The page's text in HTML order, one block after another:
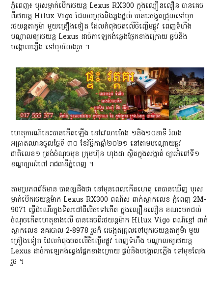
ភ្នំពេញ៖ បុរសម្នាក់បេីករថយន្ត Lexus RX300 ក្នុងល្បឿនលឿន បានគេច
ពីរថយន្ត Hilux Vigo ដែលបម្រុងនិងឆ្លងថ្នល់ បានរេចង្កូតជ្រុលទៅបុក
រថយន្តតាកូម៉ា មួយគ្រឿងទៀត ដែលកំពុងចតលេីចិញ្ចេីមផ្លូវ ពេញទំហឹង
បណ្ដាលឲ្យរថយន្ត Lexus ដាច់កាឡេកង់ឆ្វេងផ្នែកខាងក្រោយ ផ្ទប់និង
បង្គោលភ្លេីង ទៅមុខលែងរួច ។
ហេតុការណ៍នេះបានកេីតឡេីង នៅវេលាម៉ោង ១និង១០នាទី រំលង
អធ្រាតឈានចូលថ្ងៃទី ៣០ ខែវិច្ឆិកាឆ្នាំ២០២១ នៅតាមបណ្ដោយផ្លូវ
ជាតិលេខ១ ត្រង់ចំណុចមុខ ក្រុមហ៊ុន ហុងដា ស្ថិតក្នុងសង្កាត់ ច្បារអំពៅទី១
ខណ្ឌច្បារអំពៅ រាជធានីភ្នំពេញ ។
តាមប្រភពព័ត៍មាន បានឲ្យដឹងថា នៅមុនពេលកេីតហេតុ គេបានឃេីញ បុរស
ម្នាក់បេីករថយន្តម៉ាក Lexus RX300 ពណ៍ស ពាក់ស្លាកលេខ ភ្នំពេញ 2M-
9071 ធ្វេីដំណេីរក្នុងទិសដៅពីលិចទៅកេីត ក្នុងល្បឿនលឿន ខណះមកដល់
ចំណុចកេីតហេតុខាងលេី បានគេចពីរថយន្តម៉ាក Hilux Vigo ពណ៍ខ្មៅ ពាក់
ស្លាកលេខ នគរបាល 2-8978 រួចក៏ រេចង្កូតជ្រុលទៅបុករថយន្តតាកូម៉ា មួយ
គ្រឿងទៀត ដែលកំពុងចតលេីចិញ្ចេីមផ្លូវ ពេញទំហឹង បណ្ដាលឲ្យរថយន្ត
Lexus ដាច់កាឡេកង់ឆ្វេងផ្នែកខាងក្រោយ ផ្ទប់និងបង្គោលភ្លេីង ទៅមុខលែង
រួច ។